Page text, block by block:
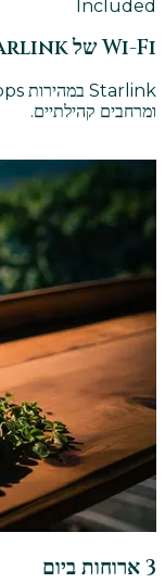
Included
Wi-Fi של Starlink
ומרחבים קהילתיים.
3 ארוחות ביום